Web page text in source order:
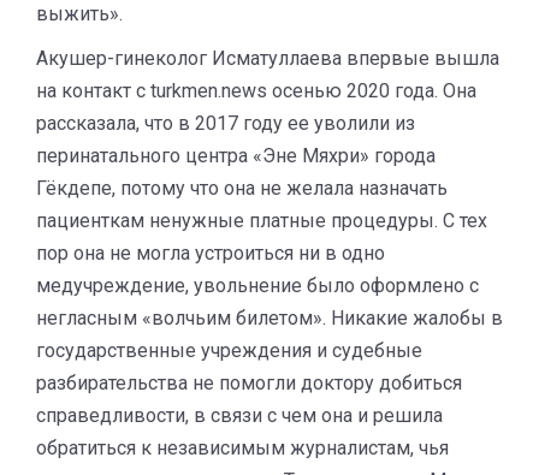
выжить».
Акушер-гинеколог Исматуллаева впервые вышла
на контакт с turkmen.news осенью 2020 года. Она
рассказала, что в 2017 году ее уволили из
перинатального центра «Эне Мяхри» города
Гёкдепе, потому что она не желала назначать
пациенткам ненужные платные процедуры. С тех
пор она не могла устроиться ни в одно
медучреждение, увольнение было оформлено с
негласным «волчьим билетом». Никакие жалобы в
государственные учреждения и судебные
разбирательства не помогли доктору добиться
справедливости, в связи с чем она и решила
обратиться к независимым журналистам, чья